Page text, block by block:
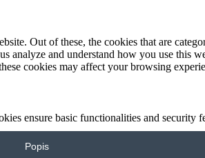
Out of these, the cookies that are
analyze and understand how you use this
cookies may affect your browsing
ensure basic functionalities and security
Popis